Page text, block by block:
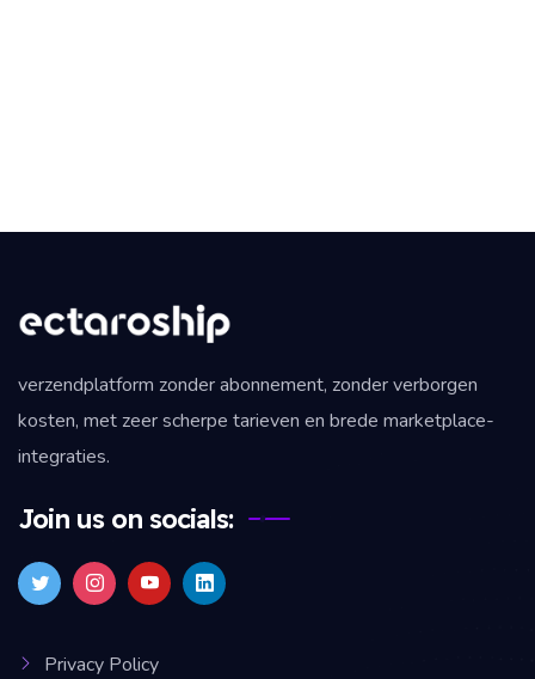
verzendplatform zonder abonnement, zonder verborgen
kosten, met zeer scherpe tarieven en brede marketplace-
integraties.
Join us on socials:
Privacy Policy